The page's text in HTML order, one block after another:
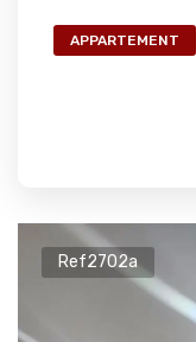
APPARTEMENT
Ref2702a